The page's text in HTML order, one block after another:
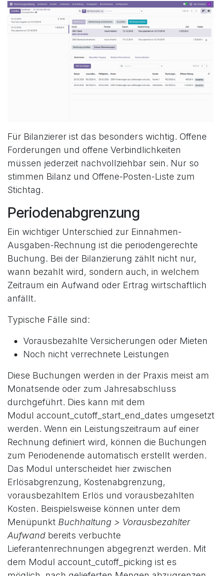
Für Bilanzierer ist das besonders wichtig. Offene
Forderungen und offene Verbindlichkeiten
müssen jederzeit nachvollziehbar sein. Nur so
stimmen Bilanz und Offene-Posten-Liste zum
Stichtag.
Periodenabgrenzung
Ein wichtiger Unterschied zur Einnahmen-
Ausgaben-Rechnung ist die periodengerechte
Buchung. Bei der Bilanzierung zählt nicht nur,
wann bezahlt wird, sondern auch, in welchem
Zeitraum ein Aufwand oder Ertrag wirtschaftlich
anfällt.
Typische Fälle sind:
Vorausbezahlte Versicherungen oder Mieten
Noch nicht verrechnete Leistungen
Diese Buchungen werden in der Praxis meist am
Monatsende oder zum Jahresabschluss
durchgeführt. Dies kann mit dem
Modul account_cutoff_start_end_dates umgesetzt
werden. Wenn ein Leistungszeitraum auf einer
Rechnung definiert wird, können die Buchungen
zum Periodenende automatisch erstellt werden.
Das Modul unterscheidet hier zwischen
Erlösabgrenzung, Kostenabgrenzung,
vorausbezahltem Erlös und vorausbezahlten
Kosten. Beispielsweise können unter dem
Menüpunkt Buchhaltung > Vorausbezahlter
Aufwand bereits verbuchte
Lieferantenrechnungen abgegrenzt werden. Mit
dem Modul account_cutoff_picking ist es